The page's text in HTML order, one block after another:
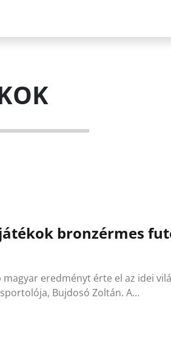
bronzérmes
eredményt érte el az idei
Bujdosó Zoltán. A…